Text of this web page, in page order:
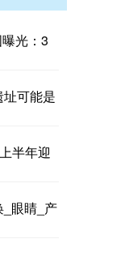
光：3
可能是
半年迎
_眼睛_产